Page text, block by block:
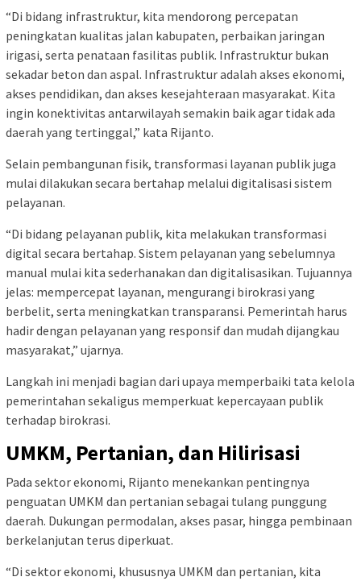
“Di bidang infrastruktur, kita mendorong percepatan
peningkatan kualitas jalan kabupaten, perbaikan jaringan
irigasi, serta penataan fasilitas publik. Infrastruktur bukan
sekadar beton dan aspal. Infrastruktur adalah akses ekonomi,
akses pendidikan, dan akses kesejahteraan masyarakat. Kita
ingin konektivitas antarwilayah semakin baik agar tidak ada
daerah yang tertinggal,” kata Rijanto.
Selain pembangunan fisik, transformasi layanan publik juga
mulai dilakukan secara bertahap melalui digitalisasi sistem
pelayanan.
“Di bidang pelayanan publik, kita melakukan transformasi
digital secara bertahap. Sistem pelayanan yang sebelumnya
manual mulai kita sederhanakan dan digitalisasikan. Tujuannya
jelas: mempercepat layanan, mengurangi birokrasi yang
berbelit, serta meningkatkan transparansi. Pemerintah harus
hadir dengan pelayanan yang responsif dan mudah dijangkau
masyarakat,” ujarnya.
Langkah ini menjadi bagian dari upaya memperbaiki tata kelola
pemerintahan sekaligus memperkuat kepercayaan publik
terhadap birokrasi.
UMKM, Pertanian, dan Hilirisasi
Pada sektor ekonomi, Rijanto menekankan pentingnya
penguatan UMKM dan pertanian sebagai tulang punggung
daerah. Dukungan permodalan, akses pasar, hingga pembinaan
berkelanjutan terus diperkuat.
“Di sektor ekonomi, khususnya UMKM dan pertanian, kita